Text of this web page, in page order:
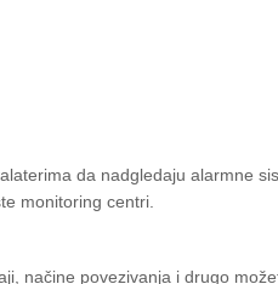
da nadgledaju alarmne
monitoring centri.
načine povezivanja i drugo